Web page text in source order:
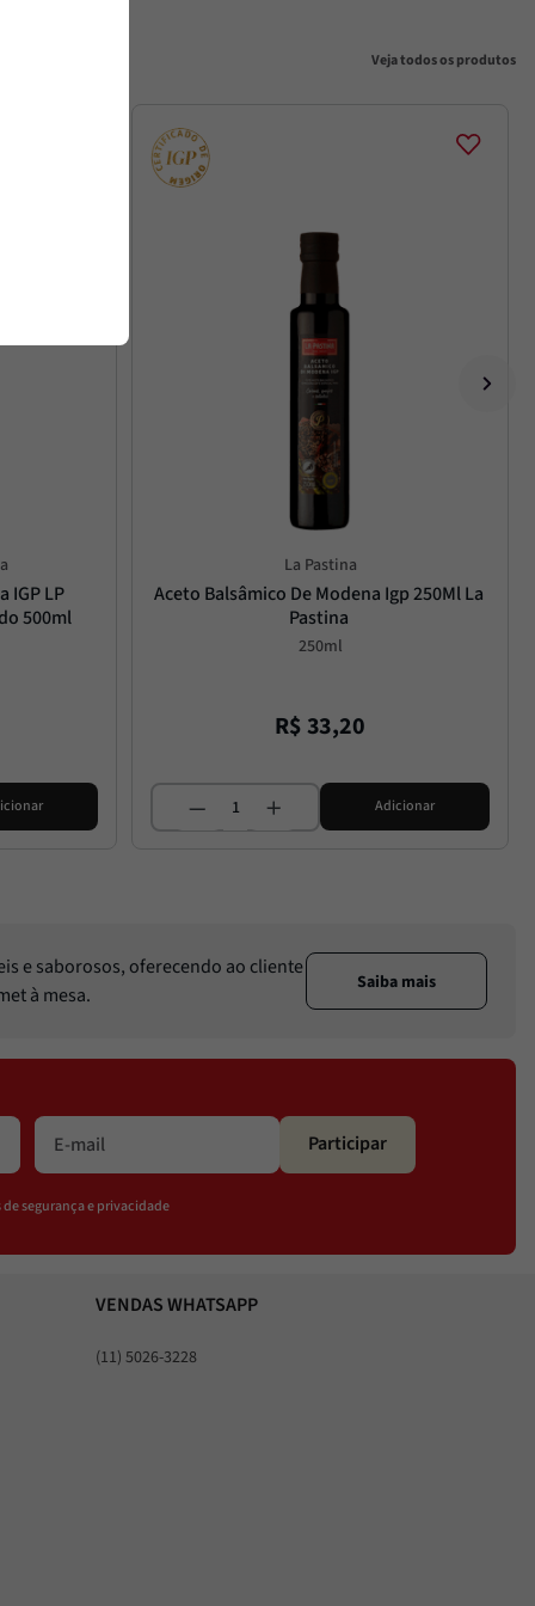
Veja todos os produtos
IGP LP
500ml
La Pastina
Aceto Balsâmico De Modena Igp 250Ml La
Pastina
250ml
R$33,20
Adicionar
e saborosos, oferecendo ao cliente
à mesa.
Saiba mais
segurança e privacidade
Participar
VENDAS WHATSAPP
(11) 5026-3228